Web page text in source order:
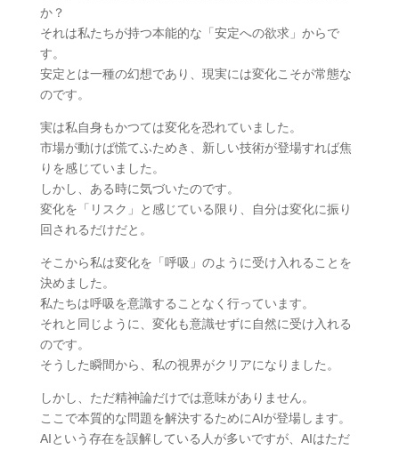
か？
それは私たちが持つ本能的な「安定への欲求」からで
す。
安定とは一種の幻想であり、現実には変化こそが常態な
のです。
実は私自身もかつては変化を恐れていました。
市場が動けば慌てふためき、新しい技術が登場すれば焦
りを感じていました。
しかし、ある時に気づいたのです。
変化を「リスク」と感じている限り、自分は変化に振り
回されるだけだと。
そこから私は変化を「呼吸」のように受け入れることを
決めました。
私たちは呼吸を意識することなく行っています。
それと同じように、変化も意識せずに自然に受け入れる
のです。
そうした瞬間から、私の視界がクリアになりました。
しかし、ただ精神論だけでは意味がありません。
ここで本質的な問題を解決するためにAIが登場します。
AIという存在を誤解している人が多いですが、AIはただ